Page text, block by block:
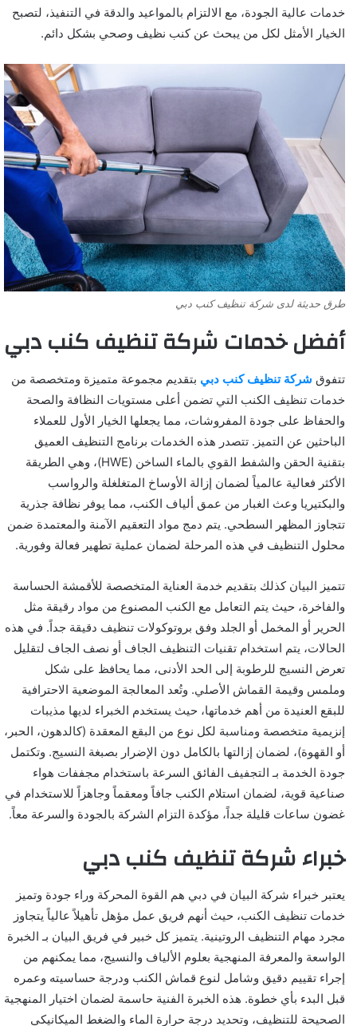
خدمات عالية الجودة، مع الالتزام بالمواعيد والدقة في التنفيذ، لتصبح
الخيار الأمثل لكل من يبحث عن كنب نظيف وصحي بشكل دائم.
طرق حديثة لدى شركة تنظيف كنب دبي
أفضل خدمات شركة تنظيف كنب دبي
تتفوق شركة تنظيف كنب دبي بتقديم مجموعة متميزة ومتخصصة من
خدمات تنظيف الكنب التي تضمن أعلى مستويات النظافة والصحة
والحفاظ على جودة المفروشات، مما يجعلها الخيار الأول للعملاء
الباحثين عن التميز. تتصدر هذه الخدمات برنامج التنظيف العميق
بتقنية الحقن والشفط القوي بالماء الساخن (HWE)، وهي الطريقة
الأكثر فعالية عالمياً لضمان إزالة الأوساخ المتغلغلة والرواسب
والبكتيريا وعث الغبار من عمق ألياف الكنب، مما يوفر نظافة جذرية
تتجاوز المظهر السطحي. يتم دمج مواد التعقيم الآمنة والمعتمدة ضمن
محلول التنظيف في هذه المرحلة لضمان عملية تطهير فعالة وفورية.
تتميز البيان كذلك بتقديم خدمة العناية المتخصصة للأقمشة الحساسة
والفاخرة، حيث يتم التعامل مع الكنب المصنوع من مواد رقيقة مثل
الحرير أو المخمل أو الجلد وفق بروتوكولات تنظيف دقيقة جداً. في هذه
الحالات، يتم استخدام تقنيات التنظيف الجاف أو نصف الجاف لتقليل
تعرض النسيج للرطوبة إلى الحد الأدنى، مما يحافظ على شكل
وملمس وقيمة القماش الأصلي. وتُعد المعالجة الموضعية الاحترافية
للبقع العنيدة من أهم خدماتها، حيث يستخدم الخبراء لديها مذيبات
إنزيمية متخصصة ومناسبة لكل نوع من البقع المعقدة (كالدهون، الحبر،
أو القهوة)، لضمان إزالتها بالكامل دون الإضرار بصبغة النسيج. وتكتمل
جودة الخدمة بـ التجفيف الفائق السرعة باستخدام مجففات هواء
صناعية قوية، لضمان استلام الكنب جافاً ومعقماً وجاهزاً للاستخدام في
غضون ساعات قليلة جداً، مؤكدة التزام الشركة بالجودة والسرعة معاً.
خبراء شركة تنظيف كنب دبي
يعتبر خبراء شركة البيان في دبي هم القوة المحركة وراء جودة وتميز
خدمات تنظيف الكنب، حيث أنهم فريق عمل مؤهل تأهيلاً عالياً يتجاوز
مجرد مهام التنظيف الروتينية. يتميز كل خبير في فريق البيان بـ الخبرة
الواسعة والمعرفة المنهجية بعلوم الألياف والنسيج، مما يمكنهم من
إجراء تقييم دقيق وشامل لنوع قماش الكنب ودرجة حساسيته وعمره
قبل البدء بأي خطوة. هذه الخبرة الفنية حاسمة لضمان اختيار المنهجية
الصحيحة للتنظيف، وتحديد درجة حرارة الماء والضغط الميكانيكي